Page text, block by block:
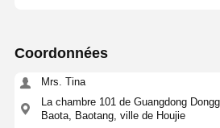
Coordonnées
Mrs. Tina
La chambre 101 de Guangdong
Baota, Baotang, ville de Houjie